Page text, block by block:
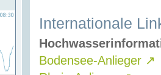
Internationale
Bodensee-Anlieger ↗